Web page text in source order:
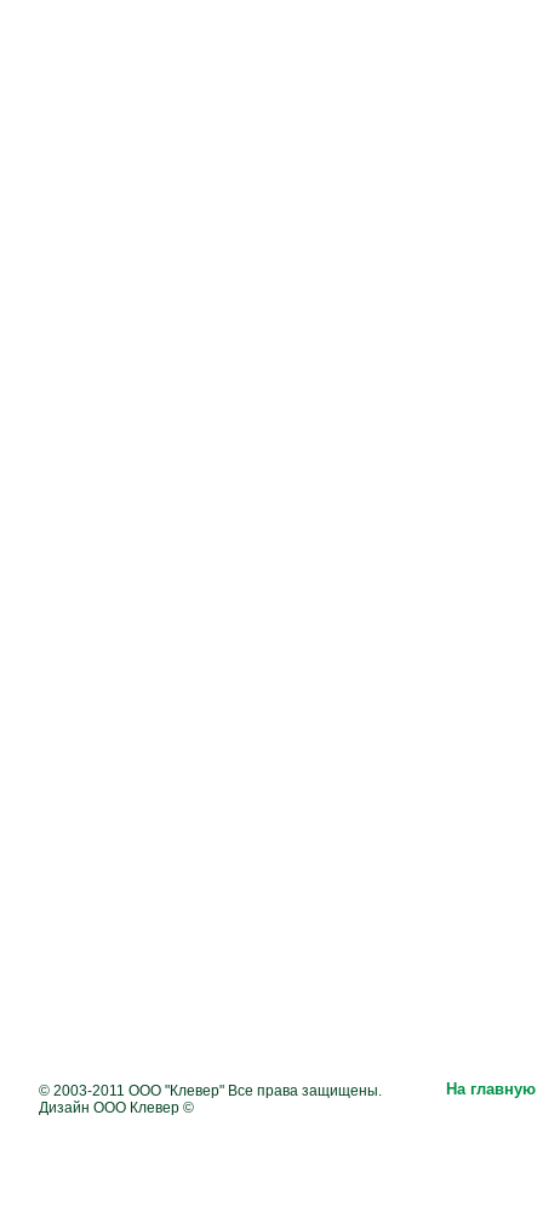
© 2003-2011 ООО "Клевер" Все права защищены.
Дизайн ООО Клевер ©
На главную